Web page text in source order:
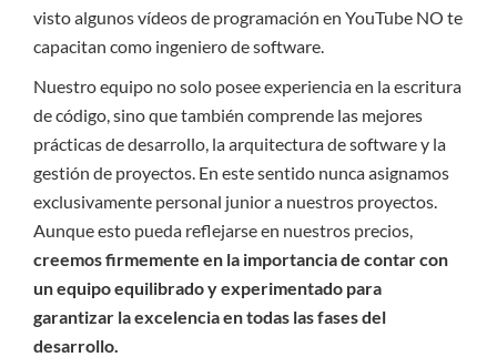
visto algunos vídeos de programación en YouTube NO te
capacitan como ingeniero de software.
Nuestro equipo no solo posee experiencia en la escritura
de código, sino que también comprende las mejores
prácticas de desarrollo, la arquitectura de software y la
gestión de proyectos. En este sentido nunca asignamos
exclusivamente personal junior a nuestros proyectos.
Aunque esto pueda reflejarse en nuestros precios,
creemos firmemente en la importancia de contar con
un equipo equilibrado y experimentado para
garantizar la excelencia en todas las fases del
desarrollo.